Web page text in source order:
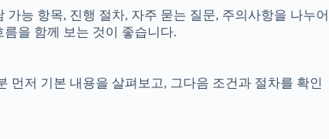
능 항목, 진행 절차, 자주 묻는 질문, 주의사항을 나누어
을 함께 보는 것이 좋습니다.
먼저 기본 내용을 살펴보고, 그다음 조건과 절차를 확인